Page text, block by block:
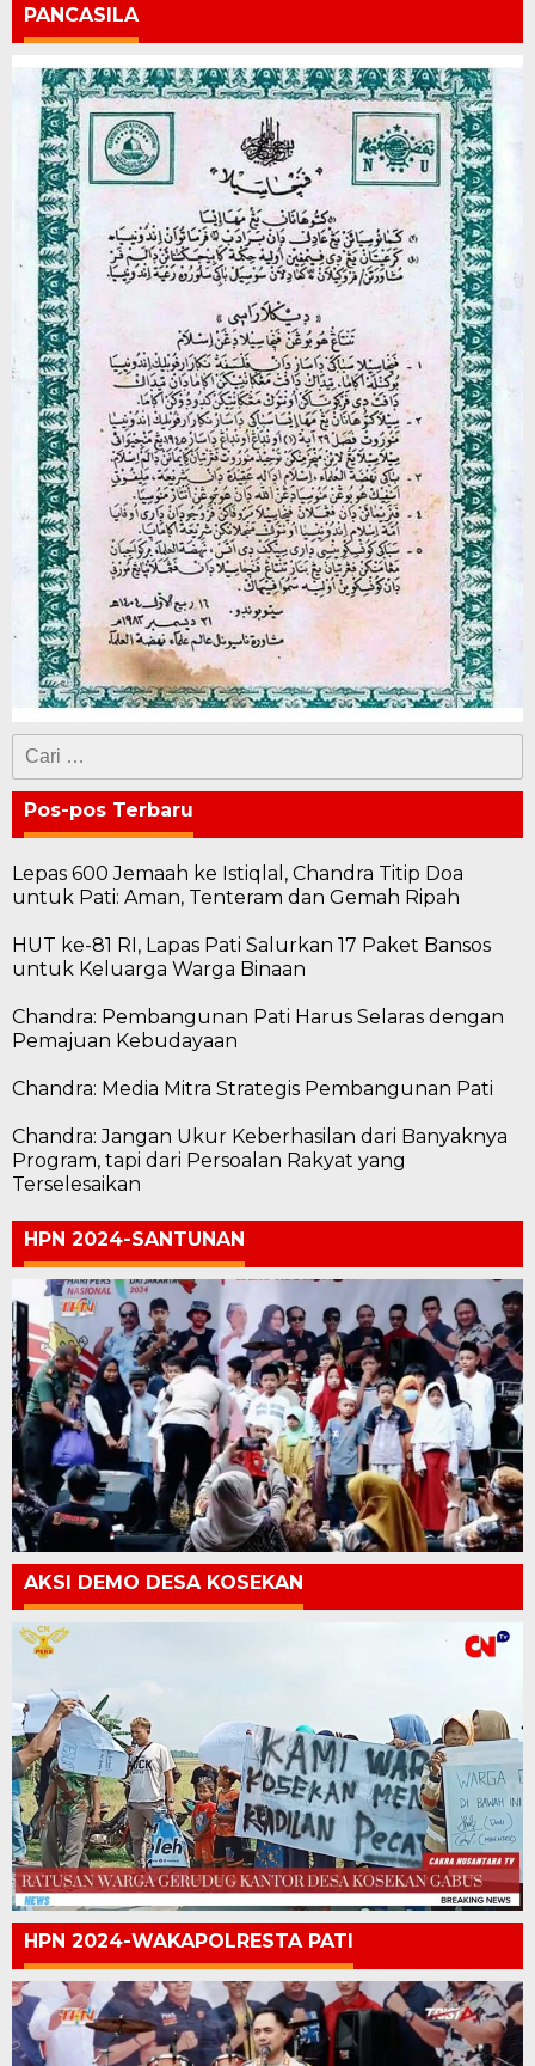
PANCASILA
Cari
untuk:
Pos-pos Terbaru
Lepas 600 Jemaah ke Istiqlal, Chandra Titip Doa
untuk Pati: Aman, Tenteram dan Gemah Ripah
HUT ke-81 RI, Lapas Pati Salurkan 17 Paket Bansos
untuk Keluarga Warga Binaan
Chandra: Pembangunan Pati Harus Selaras dengan
Pemajuan Kebudayaan
Chandra: Media Mitra Strategis Pembangunan Pati
Chandra: Jangan Ukur Keberhasilan dari Banyaknya
Program, tapi dari Persoalan Rakyat yang
Terselesaikan
HPN 2024-SANTUNAN
AKSI DEMO DESA KOSEKAN
HPN 2024-WAKAPOLRESTA PATI